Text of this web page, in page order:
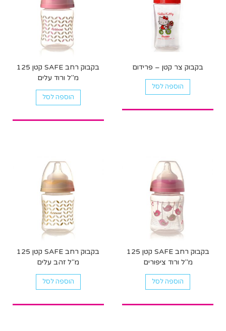
בקבוק צר קטן – פרידום
הוספה לסל
בקבוק רחב SAFE קטן 125
מ"ל ורוד עלים
הוספה לסל
בקבוק רחב SAFE קטן 125
מ"ל ורוד ציפורים
הוספה לסל
בקבוק רחב SAFE קטן 125
מ"ל זהב עלים
הוספה לסל